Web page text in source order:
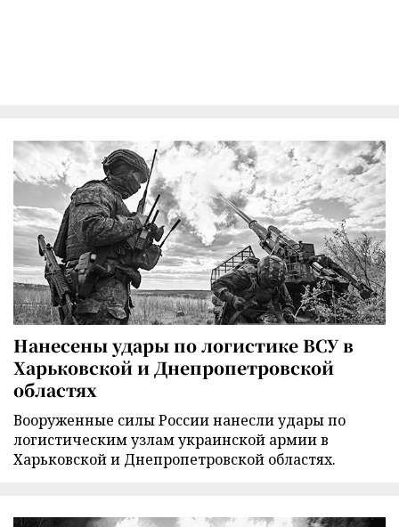
Нанесены удары по логистике ВСУ в
Харьковской и Днепропетровской
областях
Вооруженные силы России нанесли удары по
логистическим узлам украинской армии в
Харьковской и Днепропетровской областях.